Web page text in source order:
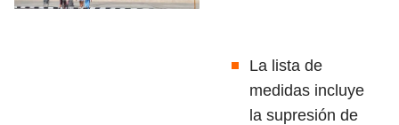
La lista de
medidas incluye
la supresión de